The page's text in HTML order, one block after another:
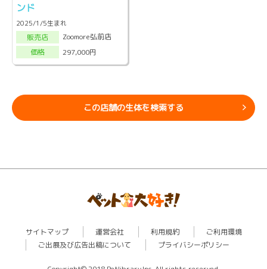
ンド
2025/1/5生まれ
販売店
Zoomore弘前店
価格
297,000円
この店舗の生体を検索する
サイトマップ 運営会社 利用規約
ご利用環境
ご出展及び広告出稿について
プライバシーポリシー